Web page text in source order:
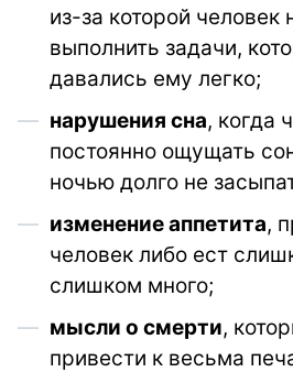
из-за которой
выполнить задачи,
давались ему легко;
нарушения сна, когда
постоянно ощущать
ночью долго не
изменение аппетита,
человек либо ест
слишком много;
мысли о смерти,
привести к весьма